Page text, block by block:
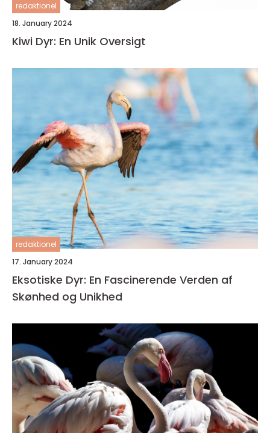
redaktionel
18. January 2024
Kiwi Dyr: En Unik Oversigt
redaktionel
17. January 2024
Eksotiske Dyr: En Fascinerende Verden af
Skønhed og Unikhed